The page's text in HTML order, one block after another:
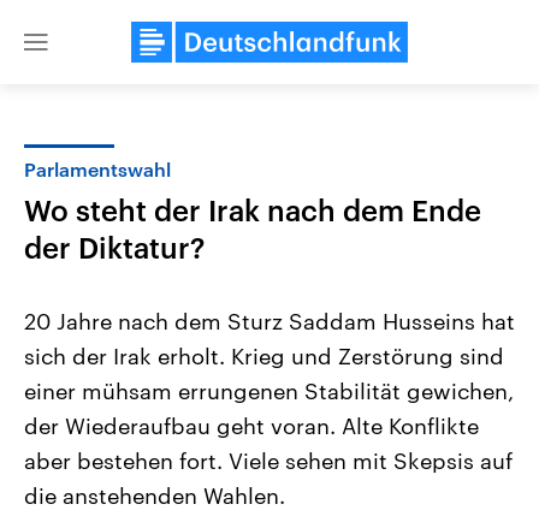
Close
Landtagswahl Sachsen-Anhalt
2026
Alle Informationen
September 2026 einen neuen
USA
Aktuelle Beiträge,
Hintergründe
Wirtschaftlich und
Parlamentswahl
Wo steht der Irak nach dem Ende
der Diktatur?
20 Jahre nach dem Sturz Saddam Husseins hat
sich der Irak erholt. Krieg und Zerstörung sind
einer mühsam errungenen Stabilität gewichen,
der Wiederaufbau geht voran. Alte Konflikte
aber bestehen fort. Viele sehen mit Skepsis auf
die anstehenden Wahlen.